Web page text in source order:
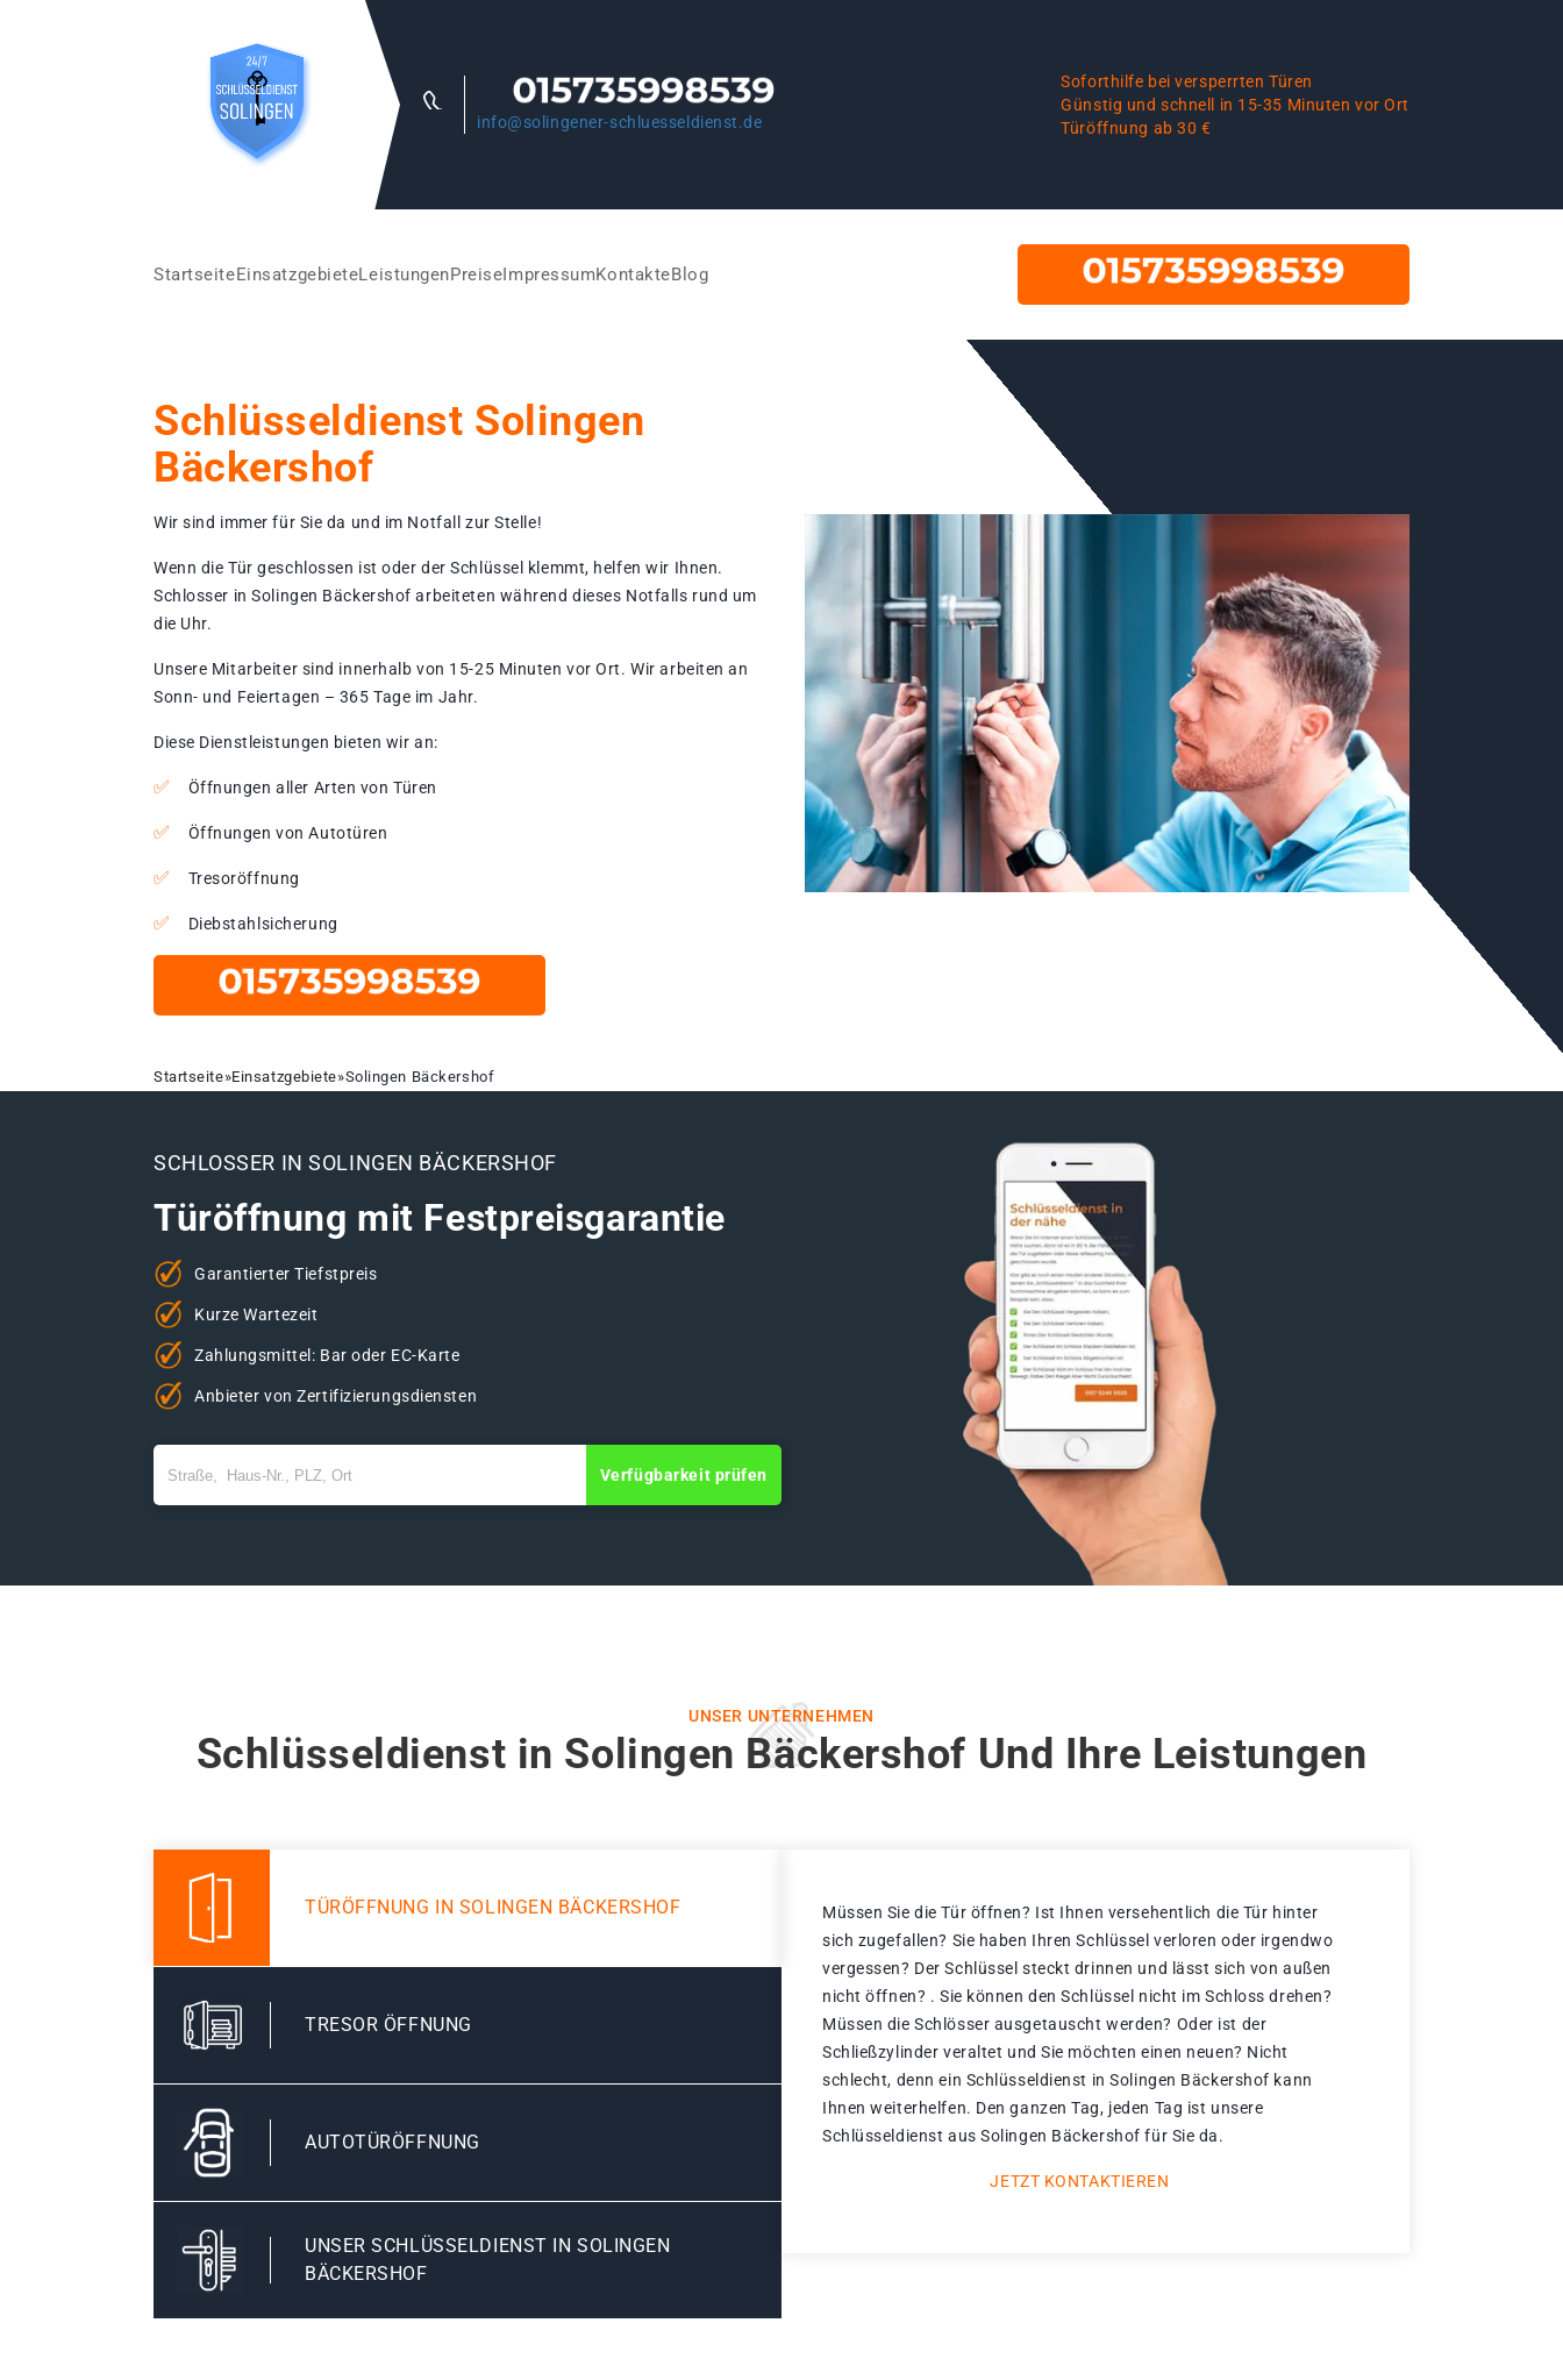
info@solingener-schluesseldienst.de
Soforthilfe bei versperrten Türen
Günstig und schnell in 15-35 Minuten vor Ort
Türöffnung ab 30 €
StartseiteEinsatzgebieteLeistungenPreiseImpressumKontakteBlog
Schlüsseldienst Solingen
Bäckershof
Wir sind immer für Sie da und im Notfall zur Stelle!
Wenn die Tür geschlossen ist oder der Schlüssel klemmt, helfen wir Ihnen.
Schlosser in Solingen Bäckershof arbeiteten während dieses Notfalls rund um
die Uhr.
Unsere Mitarbeiter sind innerhalb von 15-25 Minuten vor Ort. Wir arbeiten an
Sonn- und Feiertagen – 365 Tage im Jahr.
Diese Dienstleistungen bieten wir an:
Öffnungen aller Arten von Türen
Öffnungen von Autotüren
Tresoröffnung
Diebstahlsicherung
Startseite»Einsatzgebiete»Solingen Bäckershof
SCHLOSSER IN SOLINGEN BÄCKERSHOF
Türöffnung mit Festpreisgarantie
Garantierter Tiefstpreis
Kurze Wartezeit
Zahlungsmittel: Bar oder EC-Karte
Anbieter von Zertifizierungsdiensten
Verfügbarkeit prüfen
UNSER UNTERNEHMEN
Schlüsseldienst in Solingen Bäckershof Und Ihre Leistungen
TÜRÖFFNUNG IN SOLINGEN BÄCKERSHOF
TRESOR ÖFFNUNG
AUTOTÜRÖFFNUNG
UNSER SCHLÜSSELDIENST IN SOLINGEN
BÄCKERSHOF
Müssen Sie die Tür öffnen? Ist Ihnen versehentlich die Tür hinter
sich zugefallen? Sie haben Ihren Schlüssel verloren oder irgendwo
vergessen? Der Schlüssel steckt drinnen und lässt sich von außen
nicht öffnen? . Sie können den Schlüssel nicht im Schloss drehen?
Müssen die Schlösser ausgetauscht werden? Oder ist der
Schließzylinder veraltet und Sie möchten einen neuen? Nicht
schlecht, denn ein Schlüsseldienst in Solingen Bäckershof kann
Ihnen weiterhelfen. Den ganzen Tag, jeden Tag ist unsere
Schlüsseldienst aus Solingen Bäckershof für Sie da.
JETZT KONTAKTIEREN